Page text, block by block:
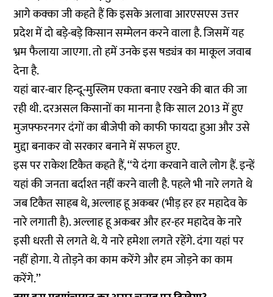
आगे कक्का जी कहते हैं कि इसके अलावा आरएसएस उत्तर
प्रदेश में दो बड़े-बड़े किसान सम्मेलन करने वाला है. जिसमें यह
भ्रम फैलाया जाएगा. तो हमें उनके इस षड्यंत्र का माकूल जवाब
देना है.
यहां बार-बार हिन्दू-मुस्लिम एकता बनाए रखने की बात की जा
रही थी. दरअसल किसानों का मानना है कि साल 2013 में हुए
मुजफ्फरनगर दंगों का बीजेपी को काफी फायदा हुआ और उसे
मुद्दा बनाकर वो सरकार बनाने में सफल हुए.
इस पर राकेश टिकैत कहते हैं, ‘‘ये दंगा करवाने वाले लोग हैं. इन्हें
यहां की जनता बर्दाश्त नहीं करने वाली है. पहले भी नारे लगते थे
जब टिकैत साहब थे, अल्लाह हू अकबर (भीड़ हर हर महादेव के
नारे लगाती है). अल्लाह हू अकबर और हर-हर महादेव के नारे
इसी धरती से लगते थे. ये नारे हमेशा लगते रहेंगे. दंगा यहां पर
नहीं होगा. ये तोड़ने का काम करेंगे और हम जोड़ने का काम
करेंगे.’’